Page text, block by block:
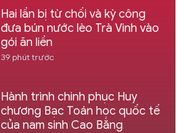
Hai lần bị từ chối và kỳ công
đưa bún nước lèo Trà Vinh vào
gói ăn liền
39 phút trước
Hành trình chinh phục Huy
chương Bạc Toán học quốc tế
của nam sinh Cao Bằng